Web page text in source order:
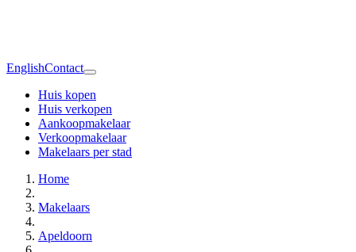
EnglishContact
Huis kopen
Huis verkopen
Aankoopmakelaar
Verkoopmakelaar
Makelaars per stad
Home
Makelaars
Apeldoorn